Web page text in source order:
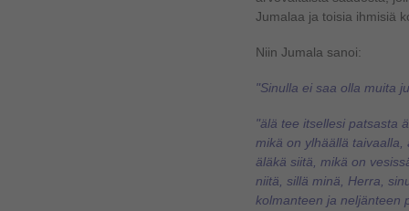
Jumalaa ja toisia ihmisiä
Niin Jumala sanoi:
"Sinulla ei saa olla muita
"älä tee itsellesi patsasta
mikä on ylhäällä
äläkä siitä, mikä on
niitä, sillä minä, Herra,
kolmanteen ja neljänteen